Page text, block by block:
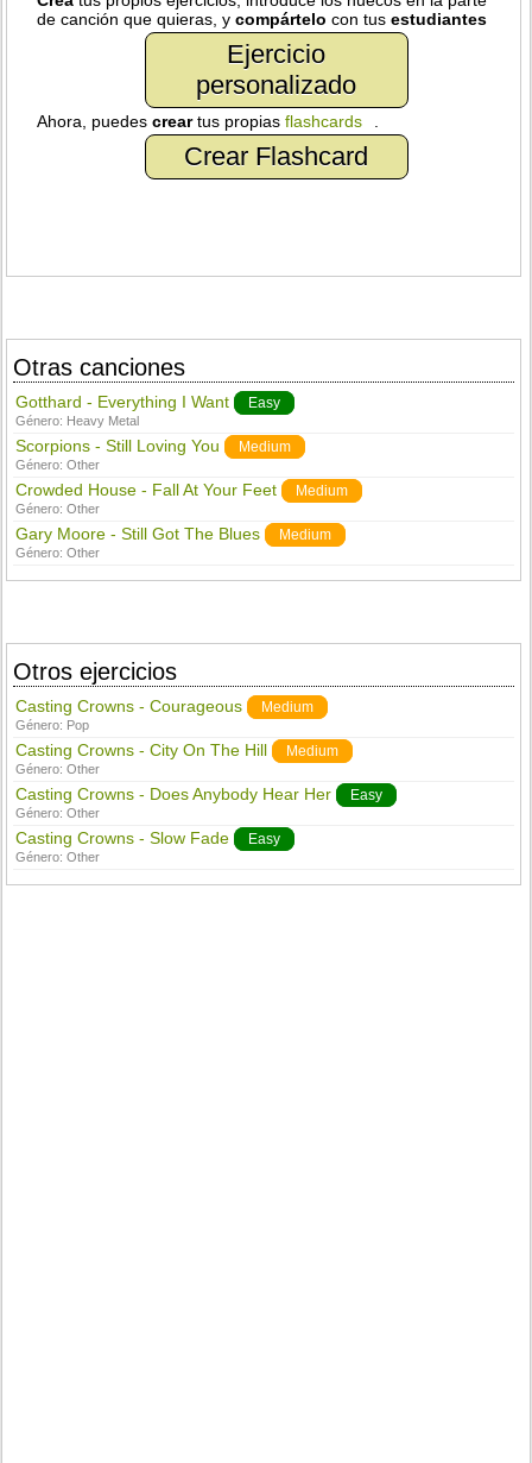
de canción que quieras, ycompártelo con tusestudiantes
Ejercicio
personalizado
Ahora, puedescreartus propiasflashcards
Crear Flashcard
Otras canciones
Gotthard - Everything I Want Easy
Género: Heavy Metal
Scorpions - Still Loving You Medium
Género:Other
Crowded House - Fall At Your Feet Medium
Género:Other
Gary Moore - Still Got The Blues Medium
Género:Other
Otros ejercicios
Casting Crowns - Courageous Medium
Género: Pop
Casting Crowns - City On The Hill Medium
Género:Other
Casting Crowns - Does Anybody Hear Her Easy
Género:Other
Casting Crowns - Slow Fade Easy
Género:Other